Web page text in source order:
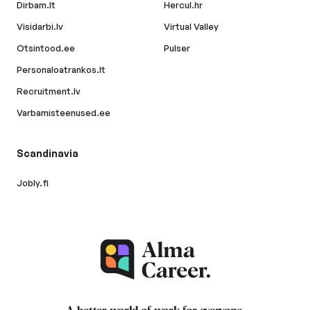
Dirbam.lt
Visidarbi.lv
Otsintood.ee
Personaloatrankos.lt
Recruitment.lv
Varbamisteenused.ee
Hercul.hr
Virtual Valley
Pulser
Scandinavia
Jobly.fi